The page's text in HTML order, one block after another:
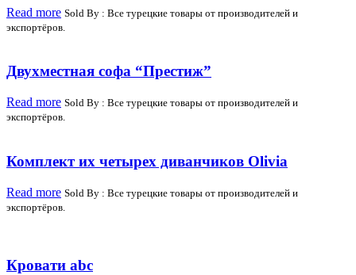
Read more Sold By : Все турецкие товары от производителей и
экспортёров.
Двухместная софа “Престиж”
Read more Sold By : Все турецкие товары от производителей и
экспортёров.
Комплект их четырех диванчиков Olivia
Read more Sold By : Все турецкие товары от производителей и
экспортёров.
Кровати abc